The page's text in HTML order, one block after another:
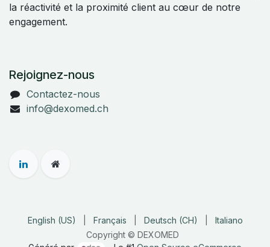
la réactivité et la proximité client au cœur de notre
engagement.
Rejoignez-nous
Contactez-nous
info@dexomed.ch
Copyright © DEXOMED
English (US) Français Deutsch (CH) Italiano